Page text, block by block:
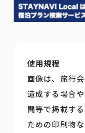
使用規程
画像は、旅行
造成する場合
聞等で掲載す
ための印刷物